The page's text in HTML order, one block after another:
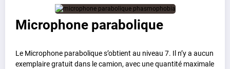
Microphone parabolique
Le Microphone parabolique s’obtient au niveau 7. Il n’y a aucun
exemplaire gratuit dans le camion, avec une quantité maximale